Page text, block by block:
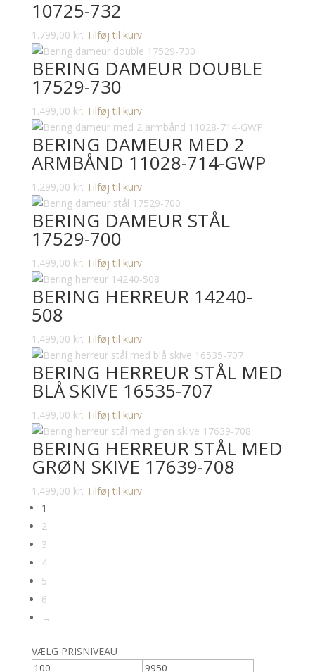
10725-732
1.799,00 kr. Tilføj til kurv
BERING DAMEUR DOUBLE
17529-730
1.499,00 kr. Tilføj til kurv
BERING DAMEUR MED 2
ARMBÅND 11028-714-GWP
1.299,00 kr. Tilføj til kurv
BERING DAMEUR STÅL
17529-700
1.499,00 kr. Tilføj til kurv
BERING HERREUR 14240-
508
1.499,00 kr. Tilføj til kurv
BERING HERREUR STÅL MED
BLÅ SKIVE 16535-707
1.499,00 kr. Tilføj til kurv
BERING HERREUR STÅL MED
GRØN SKIVE 17639-708
1.499,00 kr. Tilføj til kurv
1
2
3
4
5
6
→
VÆLG PRISNIVEAU